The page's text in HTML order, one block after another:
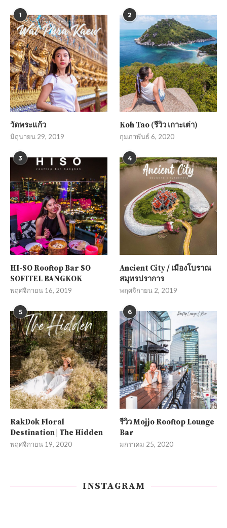
1
วัดพระแก้ว
มิถุนายน 29, 2019
2
Koh Tao (รีวิว เกาะเต่า)
กุมภาพันธ์ 6, 2020
3
HI-SO Rooftop Bar SO
SOFITEL BANGKOK
พฤศจิกายน 16, 2019
4
Ancient City / เมืองโบราณ
สมุทรปราการ
พฤศจิกายน 2, 2019
5
RakDok Floral
Destination | The Hidden
พฤศจิกายน 19, 2020
6
รีวิว Mojjo Rooftop Lounge
Bar
มกราคม 25, 2020
INSTAGRAM